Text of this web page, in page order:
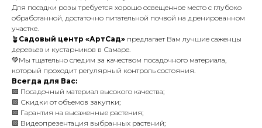
Для посадки розы требуется хорошо освещенное место с глубоко
обработанной, достаточно питательной почвой на дренированном
участке.
🪴 Садовый центр «АртСад» предлагает Вам лучшие саженцы
деревьев и кустарников в Самаре.
💚Мы тщательно следим за качеством посадочного материала,
который проходит регулярный контроль состояния.
Всегда для Вас:
🟩 Посадочный материал высокого качества;
🟩 Скидки от объемов закупки;
🟩 Гарантия на высаженные растения;
🟩 Видеопрезентация выбранных растений;